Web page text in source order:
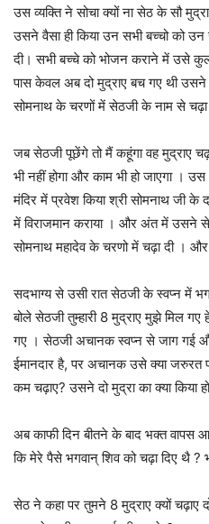
उस व्यक्ति ने सोचा क्यों ना सेठ के सौ
उसने वैसा ही किया उन सभी बच्चो को
दी। सभी बच्चे को भोजन कराने में उसे
पास केवल अब दो मुद्राए बच गए थी उसने
सोमनाथ के चरणों में सेठजी के नाम से चढ़ा
जब सेठजी पूछेंगे तो मैं कहूंगा वह मुद्राए
भी नहीं होगा और काम भी हो जाएगा ।
मंदिर में प्रवेश किया श्री सोमनाथ जी
में विराजमान कराया । और अंत में उसने
सोमनाथ महादेव के चरणो में चढ़ा दी ।
सदभाग्य से उसी रात सेठजी के स्वप्न में
बोले सेठजी तुम्हारी 8 मुद्राए मुझे मिल गए
गए । सेठजी अचानक स्वप्न से जाग गई
ईमानदार है, पर अचानक उसे क्या जरुरत
कम चढ़ाए? उसने दो मुद्रा का क्या किया
अब काफी दिन बीतने के बाद भक्त
कि मेरे पैसे भगवान् शिव को चढ़ा दिए थै ?
सेठ ने कहा पर तुमने 8 मुद्राए क्यों चढ़ाए